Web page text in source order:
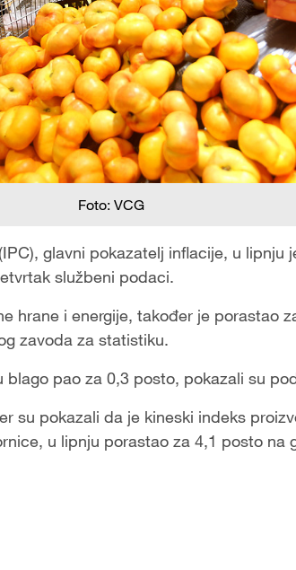
Foto: VCG
glavni pokazatelj inflacije, u lipnju
službeni podaci.
hrane i energije, također je porastao
zavoda za statistiku.
blago pao za 0,3 posto, pokazali su
su pokazali da je kineski indeks
u lipnju porastao za 4,1 posto na